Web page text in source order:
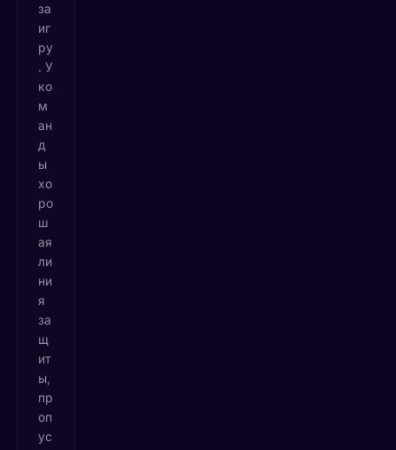
за
иг
ру
. У
ко
м
ан
д
ы
хо
ро
ш
ая
ли
ни
я
за
щ
ит
ы,
пр
оп
ус